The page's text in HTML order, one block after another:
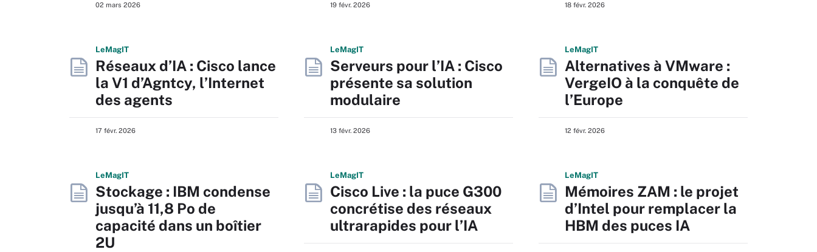
02 mars 2026 19 févr. 2026 18 févr. 2026
LeMagIT
Réseaux d’IA : Cisco lance
la V1 d’Agntcy, l’Internet
des agents
17 févr. 2026
LeMagIT
Serveurs pour l’IA : Cisco
présente sa solution
modulaire
13 févr. 2026
LeMagIT
Alternatives à VMware :
VergeIO à la conquête de
l’Europe
12 févr. 2026
LeMagIT
Stockage : IBM condense
jusqu’à 11,8 Po de
capacité dans un boîtier
2U
LeMagIT
Cisco Live : la puce G300
concrétise des réseaux
ultrarapides pour l’IA
LeMagIT
Mémoires ZAM : le projet
d’Intel pour remplacer la
HBM des puces IA